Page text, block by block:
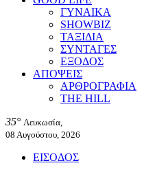
ΓΥΝΑΙΚΑ
SHOWBIZ
ΤΑΞΙΔΙΑ
ΣΥΝΤΑΓΕΣ
ΕΞΟΔΟΣ
ΑΠΟΨΕΙΣ
ΑΡΘΡΟΓΡΑΦΙΑ
THE HILL
35° Λευκωσία,
08 Αυγούστου, 2026
ΕΙΣΟΔΟΣ